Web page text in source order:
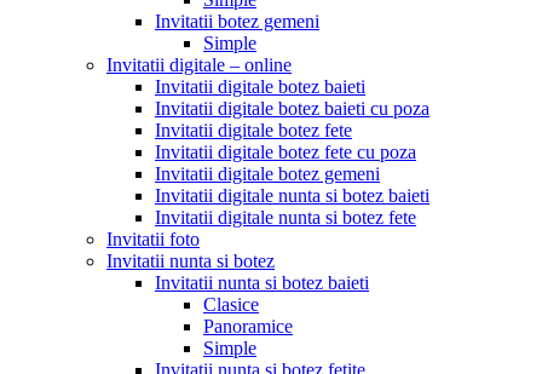
Invitatii botez gemeni
Simple
Invitatii digitale – online
Invitatii digitale botez baieti
Invitatii digitale botez baieti cu poza
Invitatii digitale botez fete
Invitatii digitale botez fete cu poza
Invitatii digitale botez gemeni
Invitatii digitale nunta si botez baieti
Invitatii digitale nunta si botez fete
Invitatii foto
Invitatii nunta si botez
Invitatii nunta si botez baieti
Clasice
Panoramice
Simple
Invitatii nunta si botez fetite